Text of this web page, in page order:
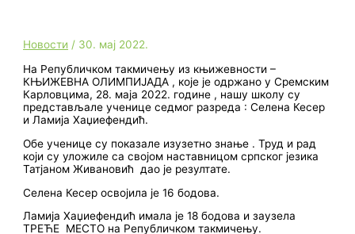
Новости / 30. мај 2022.
На Републичком такмичењу из књижевности –
КЊИЖЕВНА ОЛИМПИЈАДА , које је одржано у Сремским
Карловцима, 28. маја 2022. године , нашу школу су
представљале ученице седмог разреда : Селена Кесер
и Ламија Хаџиефендић.
Обе ученице су показале изузетно знање . Труд и рад
који су уложиле са својом наставницом српског језика
Татјаном Живановић дао је резултате.
Селена Кесер освојила је 16 бодова.
Ламија Хаџиефендић имала је 18 бодова и заузела
ТРЕЋЕ МЕСТО на Републичком такмичењу.